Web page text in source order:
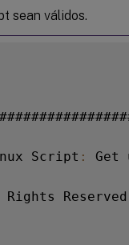
sean válidos.
Script : Get
Reserved